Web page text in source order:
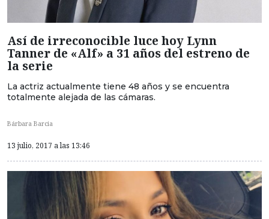
Así de irreconocible luce hoy Lynn
Tanner de «Alf» a 31 años del estreno de
la serie
La actriz actualmente tiene 48 años y se encuentra
totalmente alejada de las cámaras.
Bárbara Barcia
13 julio, 2017 a las 13:46